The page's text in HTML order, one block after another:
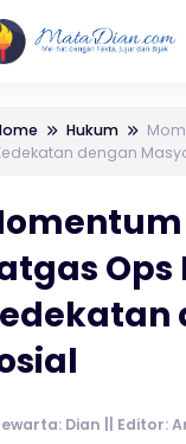
Hukum
dengan
Dian || Editor: